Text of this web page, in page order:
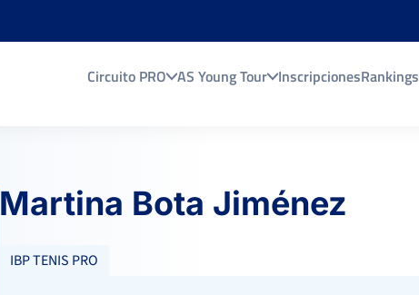
Circuito PRO AS Young Tour InscripcionesRankings
Martina Bota Jiménez
IBP TENIS PRO